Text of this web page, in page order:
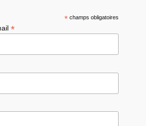
*champs obligatoires
*